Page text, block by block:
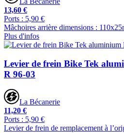
13,60 €
Ports : 5,90 €
Mâchoires arrière dimensions :
Plus d'infos
Levier de frein Bike Tek
R 96-03
La Bécanerie
11,20 €
Ports : 5,90 €
Levier de frein de remplacement à